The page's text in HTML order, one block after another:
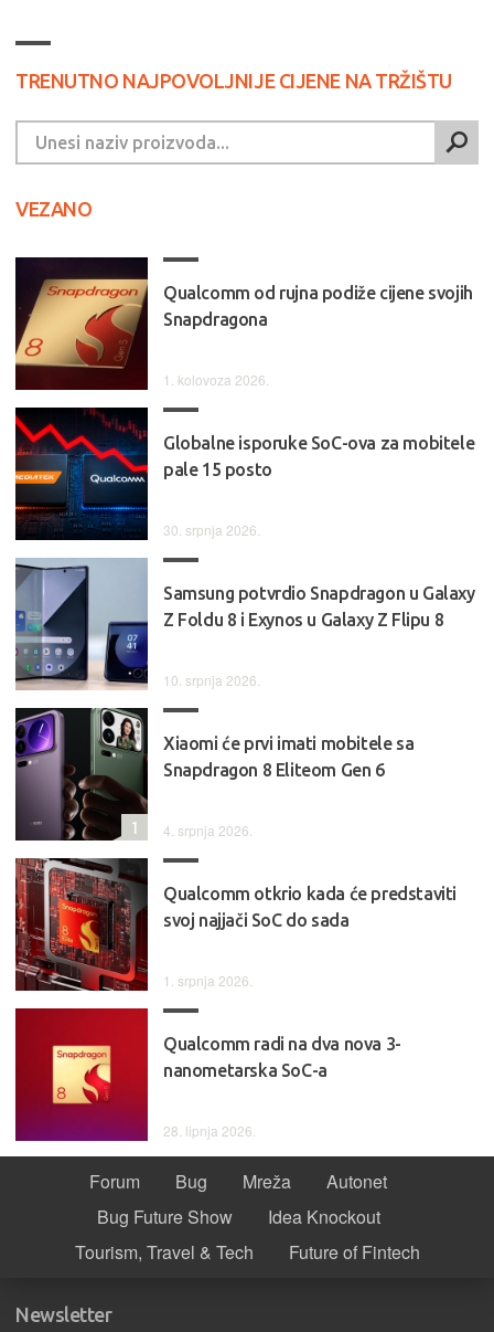
TRENUTNO NAJPOVOLJNIJE CIJENE NA TRŽIŠTU
VEZANO
Qualcomm od rujna podiže cijene svojih
Snapdragona
1. kolovoza 2026.
Globalne isporuke SoC-ova za mobitele
pale 15 posto
30. srpnja 2026.
Samsung potvrdio Snapdragon u Galaxy
Z Foldu 8 i Exynos u Galaxy Z Flipu 8
10. srpnja 2026.
Xiaomi će prvi imati mobitele sa
Snapdragon 8 Eliteom Gen 6
4. srpnja 2026.
1
Qualcomm otkrio kada će predstaviti
svoj najjači SoC do sada
1. srpnja 2026.
Qualcomm radi na dva nova 3-
nanometarska SoC-a
28. lipnja 2026.
Forum Bug Mreža
Autonet
Bug Future Show
Idea Knockout
Tourism, Travel & Tech
Future of Fintech
Newsletter